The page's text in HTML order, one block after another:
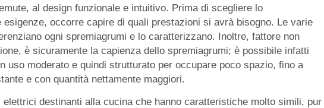
al design funzionale e intuitivo. Prima di scegliere lo
esigenze, occorre capire di quali prestazioni si avrà bisogno. Le varie
ogni spremiagrumi e lo caratterizzano. Inoltre, fattore non
è sicuramente la capienza dello spremiagrumi; è possibile infatti
uso moderato e quindi strutturato per occupare poco spazio, fino a
e con quantità nettamente maggiori.
destinanti alla cucina che hanno caratteristiche molto simili, pur